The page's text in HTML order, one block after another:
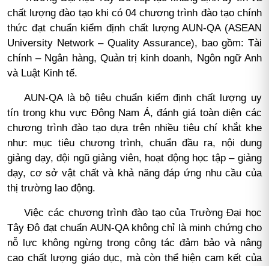
chất lượng đào tạo khi có 04 chương trình đào tạo chính
thức đạt chuẩn kiểm định chất lượng AUN-QA (ASEAN
University Network – Quality Assurance), bao gồm: Tài
chính – Ngân hàng, Quản trị kinh doanh, Ngôn ngữ Anh
và Luật Kinh tế.
AUN-QA là bộ tiêu chuẩn kiểm định chất lượng uy
tín trong khu vực Đông Nam Á, đánh giá toàn diện các
chương trình đào tạo dựa trên nhiều tiêu chí khắt khe
như: mục tiêu chương trình, chuẩn đầu ra, nội dung
giảng dạy, đội ngũ giảng viên, hoạt động học tập – giảng
dạy, cơ sở vật chất và khả năng đáp ứng nhu cầu của
thị trường lao động.
Việc các chương trình đào tạo của Trường Đại học
Tây Đô đạt chuẩn AUN-QA không chỉ là minh chứng cho
nỗ lực không ngừng trong công tác đảm bảo và nâng
cao chất lượng giáo dục, mà còn thể hiện cam kết của